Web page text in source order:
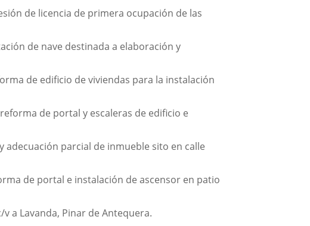
de licencia de primera ocupación de las
de nave destinada a elaboración y
de edificio de viviendas para la instalación
de portal y escaleras de edificio e
parcial de inmueble sito en calle
de portal e instalación de ascensor en patio
a Lavanda, Pinar de Antequera.